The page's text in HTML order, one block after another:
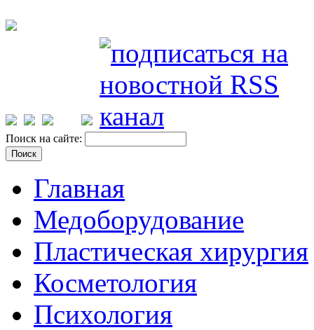
Поиск на сайте:
Главная
Медоборудование
Пластическая хирургия
Косметология
Психология